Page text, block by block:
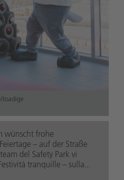
wünscht frohe
– auf der Straße
del Safety Park vi
tranquille – sulla...